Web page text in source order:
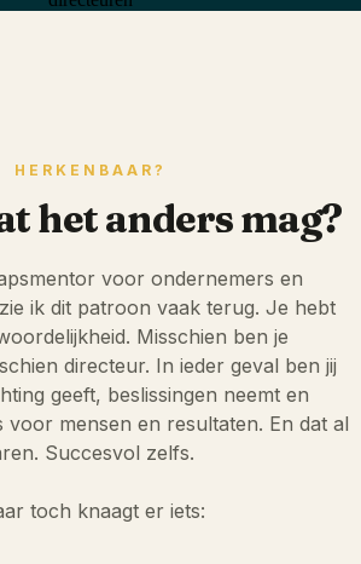
HERKENBAAR?
het anders mag?
voor ondernemers en
ik dit patroon vaak terug. Je hebt
Misschien ben je
directeur. In ieder geval ben jij
geeft, beslissingen neemt en
voor mensen en resultaten. En dat al
Succesvol zelfs.
toch knaagt er iets: